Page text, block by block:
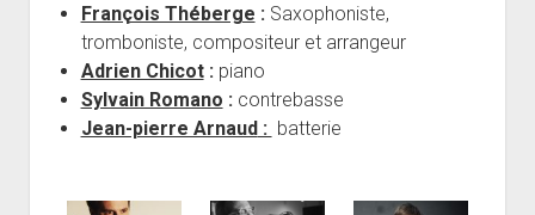
François Théberge : Saxophoniste,
tromboniste, compositeur et arrangeur
Adrien Chicot: piano
Sylvain Romano : contrebasse
Jean-pierre Arnaud: batterie